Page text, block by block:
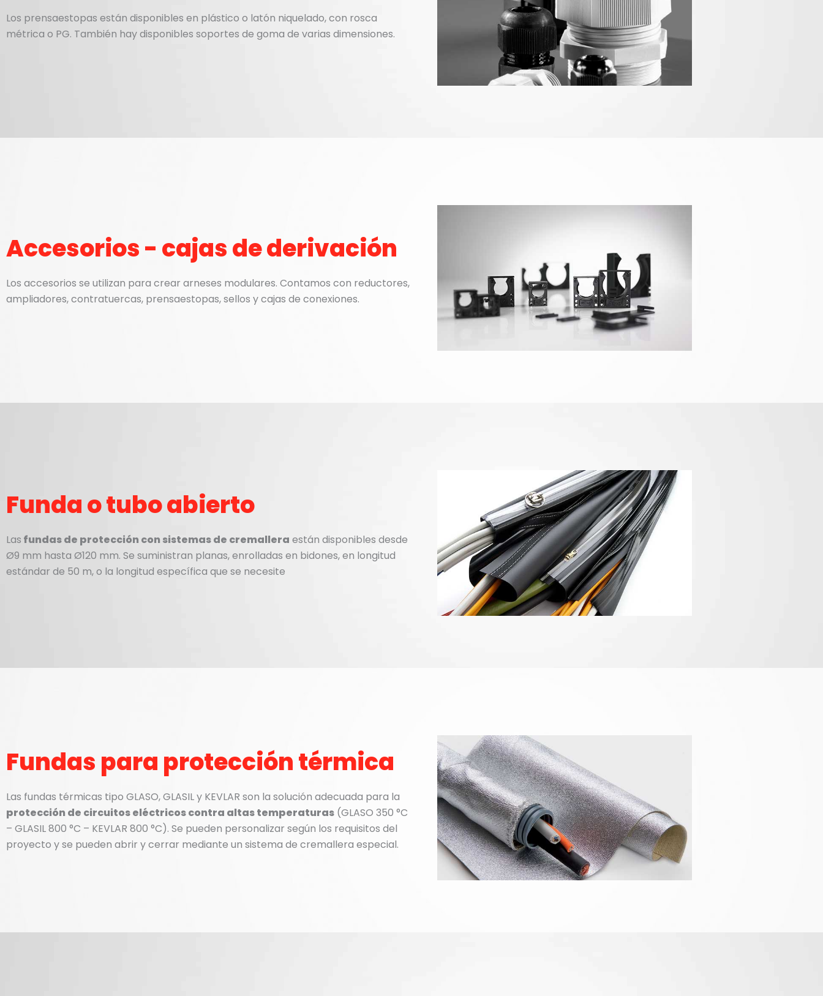
Los prensaestopas están disponibles en plástico o latón niquelado, con rosca
métrica o PG. También hay disponibles soportes de goma de varias dimensiones.
Accesorios - cajas de derivación
Los accesorios se utilizan para crear arneses modulares. Contamos con reductores,
ampliadores, contratuercas, prensaestopas, sellos y cajas de conexiones.
Funda o tubo abierto
Las fundas de protección con sistemas de cremallera están disponibles desde
Ø9 mm hasta Ø120 mm. Se suministran planas, enrolladas en bidones, en longitud
estándar de 50 m, o la longitud específica que se necesite
Fundas para protección térmica
Las fundas térmicas tipo GLASO, GLASIL y KEVLAR son la solución adecuada para la
protección de circuitos eléctricos contra altas temperaturas (GLASO 350 °C
– GLASIL 800 °C – KEVLAR 800 °C). Se pueden personalizar según los requisitos del
proyecto y se pueden abrir y cerrar mediante un sistema de cremallera especial.